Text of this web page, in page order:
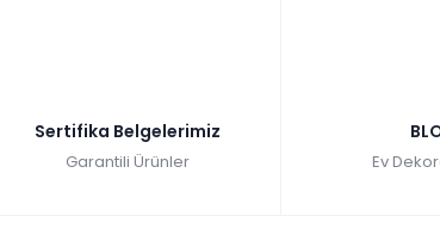
Sertifika Belgelerimiz
Garantili Ürünler Ev